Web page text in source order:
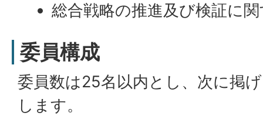
総合戦略の推進及び検証に
委員構成
委員数は25名以内とし、次に掲
します。